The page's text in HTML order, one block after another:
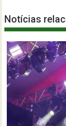
Notícias